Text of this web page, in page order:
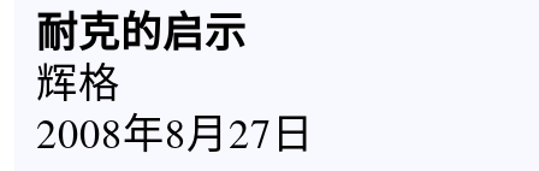
耐克的启示
辉格
2008年8月27日